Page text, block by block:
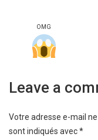
OMG
Leave a
Votre adresse e-mail ne
sont indiqués avec*